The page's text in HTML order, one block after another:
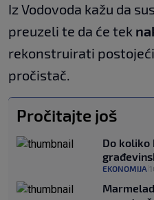
Iz Vodovoda kažu da
preuzeli te da će tek
rekonstruirati
pročistač.
Pročitajte još
Do koliko
EKONOMIJA